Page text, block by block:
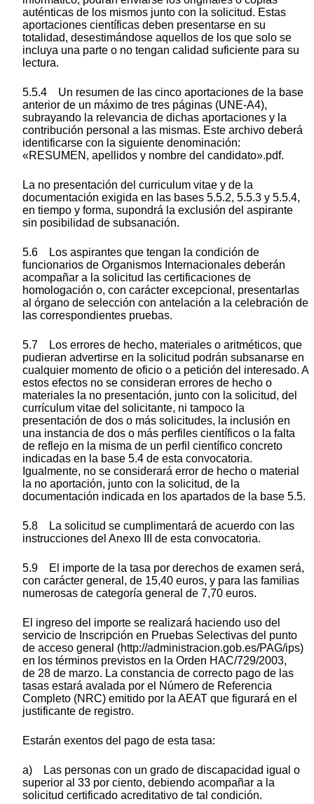
auténticas de los mismos junto con la solicitud. Estas
aportaciones científicas deben presentarse en su
totalidad, desestimándose aquellos de los que solo se
incluya una parte o no tengan calidad suficiente para su
lectura.
5.5.4 Un resumen de las cinco aportaciones de la base
anterior de un máximo de tres páginas (UNE-A4),
subrayando la relevancia de dichas aportaciones y la
contribución personal a las mismas. Este archivo deberá
identificarse con la siguiente denominación:
«RESUMEN, apellidos y nombre del candidato».pdf.
La no presentación del curriculum vitae y de la
documentación exigida en las bases 5.5.2, 5.5.3 y 5.5.4,
en tiempo y forma, supondrá la exclusión del aspirante
sin posibilidad de subsanación.
5.6 Los aspirantes que tengan la condición de
funcionarios de Organismos Internacionales deberán
acompañar a la solicitud las certificaciones de
homologación o, con carácter excepcional, presentarlas
al órgano de selección con antelación a la celebración de
las correspondientes pruebas.
5.7 Los errores de hecho, materiales o aritméticos, que
pudieran advertirse en la solicitud podrán subsanarse en
cualquier momento de oficio o a petición del interesado. A
estos efectos no se consideran errores de hecho o
materiales la no presentación, junto con la solicitud, del
currículum vitae del solicitante, ni tampoco la
presentación de dos o más solicitudes, la inclusión en
una instancia de dos o más perfiles científicos o la falta
de reflejo en la misma de un perfil científico concreto
indicadas en la base 5.4 de esta convocatoria.
Igualmente, no se considerará error de hecho o material
la no aportación, junto con la solicitud, de la
documentación indicada en los apartados de la base 5.5.
5.8 La solicitud se cumplimentará de acuerdo con las
instrucciones del Anexo III de esta convocatoria.
5.9 El importe de la tasa por derechos de examen será,
con carácter general, de 15,40 euros, y para las familias
numerosas de categoría general de 7,70 euros.
El ingreso del importe se realizará haciendo uso del
servicio de Inscripción en Pruebas Selectivas del punto
de acceso general (http://administracion.gob.es/PAG/ips)
en los términos previstos en la Orden HAC/729/2003,
de 28 de marzo. La constancia de correcto pago de las
tasas estará avalada por el Número de Referencia
Completo (NRC) emitido por la AEAT que figurará en el
justificante de registro.
Estarán exentos del pago de esta tasa:
a) Las personas con un grado de discapacidad igual o
superior al 33 por ciento, debiendo acompañar a la
solicitud certificado acreditativo de tal condición.